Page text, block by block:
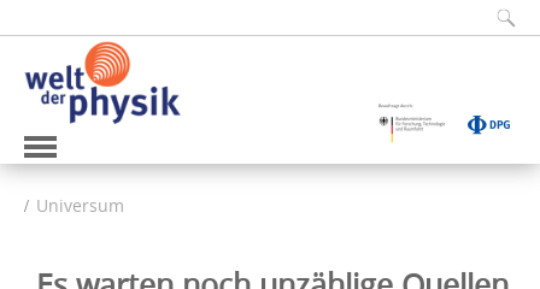
Universum